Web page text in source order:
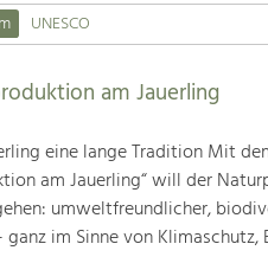
UNESCO
am Jauerling
eine lange Tradition Mit
am Jauerling“ will der
umweltfreundlicher,
im Sinne von